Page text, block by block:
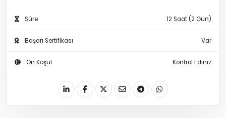
Süre 12 Saat (2 Gün)
Başarı Sertifikası Var
Ön Koşul Kontrol Ediniz